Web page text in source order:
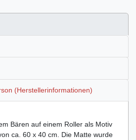
(Herstellerinformationen)
Bären auf einem Roller als Motiv
ca. 60 x 40 cm. Die Matte wurde